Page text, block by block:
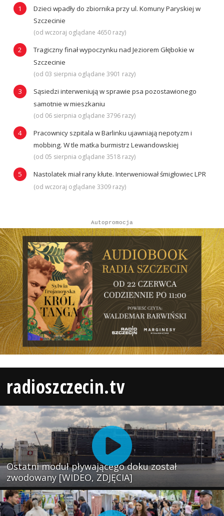
Dzieci wpadły do zbiornika przy ul. Komuny Paryskiej w
Szczecinie
(od wczoraj oglądane 4650 razy)
Tragiczny finał wypoczynku nad Jeziorem Głębokie w
Szczecinie
(od 03 sierpnia oglądane 3901 razy)
Sąsiedzi interweniują w sprawie psa pozostawionego
samotnie w mieszkaniu
(od 06 sierpnia oglądane 3796 razy)
Pracownicy szpitala w Barlinku ujawniają nepotyzm i
mobbing. W tle matka burmistrz Lewandowskiej
(od 05 sierpnia oglądane 3518 razy)
Nastolatek miał rany kłute. Interweniował śmigłowiec LPR
(od wczoraj oglądane 3309 razy)
Autopromocja
radioszczecin.tv
Ostatni moduł pływającego doku został
zwodowany [WIDEO, ZDJĘCIA]